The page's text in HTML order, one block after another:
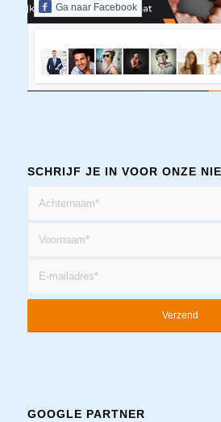
Ga naar Facebook
SCHRIJF JE IN VOOR ONZE
GOOGLE PARTNER